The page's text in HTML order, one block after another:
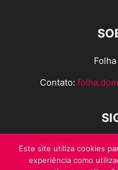
Contato:
Este site utiliza cookies
experiência como